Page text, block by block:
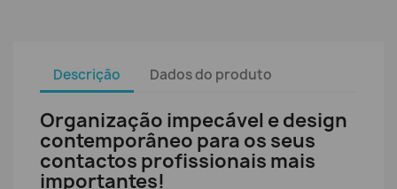
Descrição Dados do produto
Organização impecável e design
contemporâneo para os seus
contactos profissionais mais
importantes!